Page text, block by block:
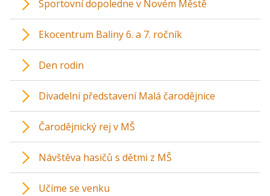
Sportovní dopoledne v Novém Městě
Ekocentrum Baliny 6. a 7. ročník
Den rodin
Divadelní představení Malá čarodějnice
Čarodějnický rej v MŠ
Návštěva hasičů s dětmi z MŠ
Učíme se venku